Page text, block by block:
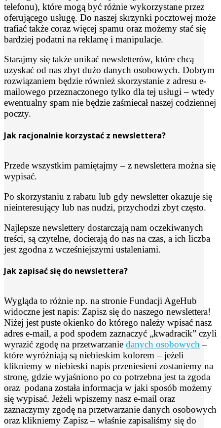
telefonu), które mogą być różnie wykorzystane przez
oferującego usługę. Do naszej skrzynki pocztowej może
trafiać także coraz więcej spamu oraz możemy stać się
bardziej podatni na reklamę i manipulacje.
Starajmy się także unikać newsletterów, które chcą
uzyskać od nas zbyt dużo danych osobowych. Dobrym
rozwiązaniem będzie również skorzystanie z adresu e-
mailowego przeznaczonego tylko dla tej usługi – wtedy
ewentualny spam nie będzie zaśmiecał naszej codziennej
poczty.
Jak racjonalnie korzystać z newslettera?
Przede wszystkim pamiętajmy – z newslettera można się
wypisać.
Po skorzystaniu z rabatu lub gdy newsletter okazuje się
nieinteresujący lub nas nudzi, przychodzi zbyt często.
Najlepsze newslettery dostarczają nam oczekiwanych
treści, są czytelne, docierają do nas na czas, a ich liczba
jest zgodna z wcześniejszymi ustaleniami.
Jak zapisać się do newslettera?
Wygląda to różnie np. na stronie Fundacji AgeHub
widoczne jest napis: Zapisz się do naszego newslettera!
Niżej jest puste okienko do którego należy wpisać nasz
adres e-mail, a pod spodem zaznaczyć „kwadracik” czyli
wyrazić zgodę na przetwarzanie danych osobowych –
które wyróżniają są niebieskim kolorem – jeżeli
klikniemy w niebieski napis przeniesieni zostaniemy na
stronę, gdzie wyjaśniono po co potrzebna jest ta zgoda
oraz podana została informacja w jaki sposób możemy
się wypisać. Jeżeli wpiszemy nasz e-mail oraz
zaznaczymy zgodę na przetwarzanie danych osobowych
oraz klikniemy Zapisz – właśnie zapisaliśmy się do